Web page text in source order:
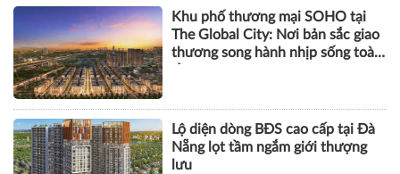
Lộ diện dòng BĐS cao cấp tại Đà
Nẵng lọt tầm ngắm giới thượng
lưu
Góp ý sửa đổi Luật Kinh doanh
bất động sản: Hướng tới thị
trường minh bạch, phát triển bền